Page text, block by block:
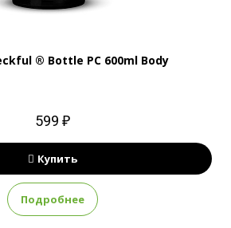
® Bottle PC 600ml Body
599 ₽
Купить
Подробнее